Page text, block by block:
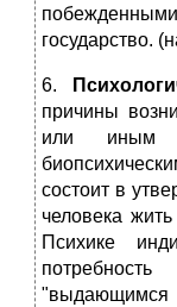
государство.
6.
причины
или иным
состоит в
человека
Психике
"выдающимся